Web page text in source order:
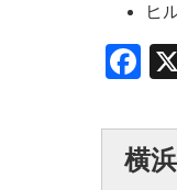
ヒ
横